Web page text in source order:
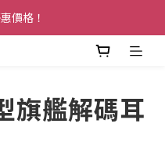
價格！
旗艦解碼耳